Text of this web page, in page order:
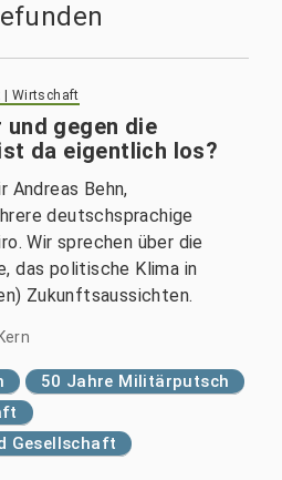
| Wirtschaft
gegen die
da eigentlich los?
Andreas Behn,
deutschsprachige
Wir sprechen über die
das politische Klima in
Zukunftsaussichten.
50 Jahre Militärputsch
Gesellschaft